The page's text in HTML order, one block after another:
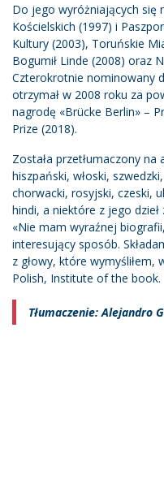
Do jego wyróżniających się
Kościelskich (1997) i
Kultury (2003), Toruńskie
Bogumił Linde (2008) oraz
Czterokrotnie nominowany
otrzymał w 2008 roku za
nagrodę «Brücke Berlin» –
Prize (2018).
Została przetłumaczony na
hiszpański, włoski,
chorwacki, rosyjski, czeski,
hindi, a niektóre z jego
«Nie mam wyraźnej
interesujący sposób.
z głowy, które wymyśliłem,
Polish, Institute of the book.
Tłumaczenie: Alejandro